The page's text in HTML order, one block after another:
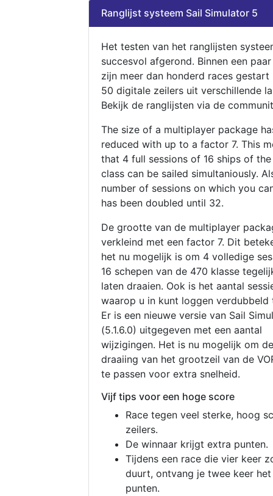
Ranglijst systeem Sail Simulator 5
Het testen van het ranglijsten
succesvol afgerond. Binnen een
zijn meer dan honderd races gestart
50 digitale zeilers uit verschillende
Bekijk de ranglijsten via de
The size of a multiplayer package
reduced with up to a factor 7. This
that 4 full sessions of 16 ships of
class can be sailed simultaniously.
number of sessions on which you
has been doubled until 32.
De grootte van de multiplayer
verkleind met een factor 7. Dit
het nu mogelijk is om 4 volledige
16 schepen van de 470 klasse
laten draaien. Ook is het aantal
waarop u in kunt loggen verdubbeld
Er is een nieuwe versie van Sail
(5.1.6.0) uitgegeven met een aantal
wijzigingen. Het is nu mogelijk om de
draaiing van het grootzeil van de
te passen voor extra snelheid.
Vijf tips voor een hoge score
Race tegen veel sterke, hoog
zeilers.
De winnaar krijgt extra punten.
Tijdens een race die vier keer
duurt, ontvang je twee keer
punten.